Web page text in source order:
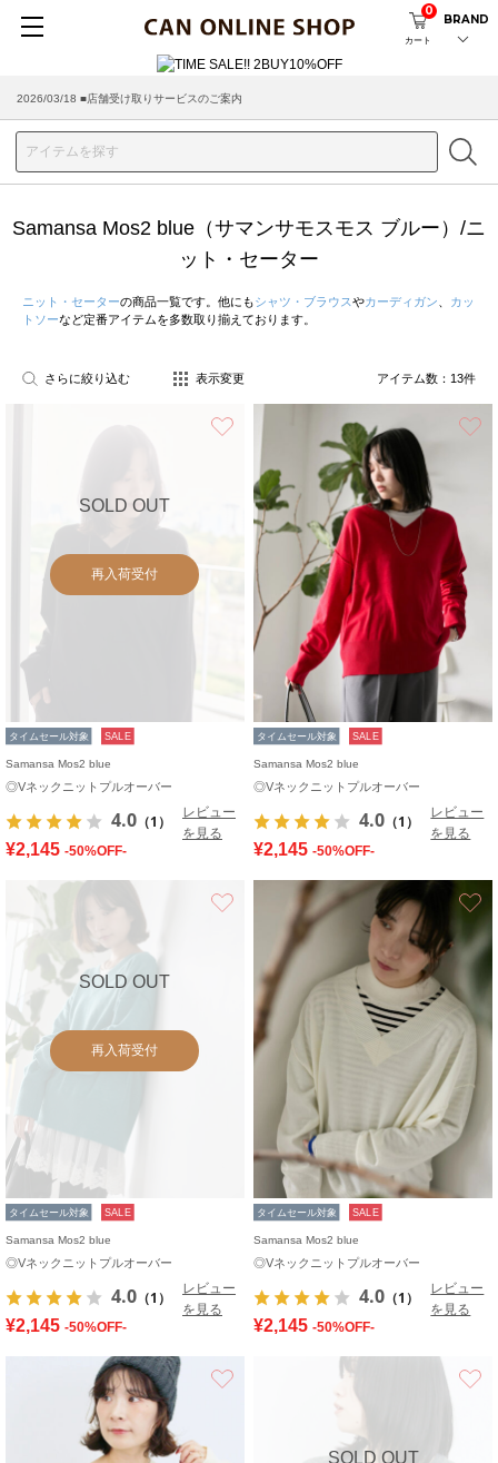
カート
0
BRAND
2026/03/18 ■店舗受け取りサービスのご案内
Samansa Mos2 blue（サマンサモスモス ブルー）/ニ
ット・セーター
ニット・セーターの商品一覧です。他にもシャツ・ブラウスやカーディガン
カッ
トソーなど定番アイテムを多数取り揃えております。
さらに絞り込む 表示変更 アイテム数： 13件
SOLD OUT
再入荷受付
タイムセール対象 SALE
Samansa Mos2 blue
◎Vネックニットプルオーバー
4.0 （1）
レビュー
を見る
¥2,145 -50%OFF-
タイムセール対象 SALE
Samansa Mos2 blue
◎Vネックニットプルオーバー
4.0 （1）
レビュー
を見る
¥2,145 -50%OFF-
SOLD OUT
再入荷受付
お気に入り
タイムセール対象 SALE
Samansa Mos2 blue
◎Vネックニットプルオーバー
4.0 （1）
レビュー
を見る
¥2,145 -50%OFF-
タイムセール対象 SALE
Samansa Mos2 blue
◎Vネックニットプルオーバー
4.0 （1）
レビュー
を見る
¥2,145 -50%OFF-
SOLD OUT